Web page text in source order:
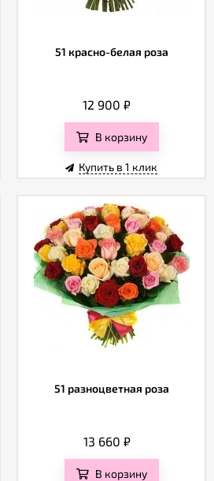
51 красно-белая роза
12 900 ₽
В корзину
Купить в 1 клик
51 разноцветная роза
13 660 ₽
В корзину